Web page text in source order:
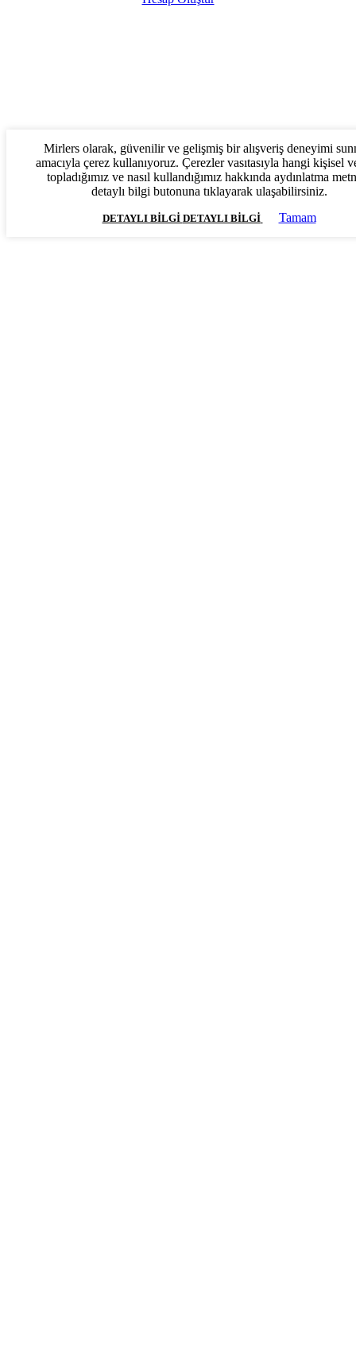
Mirlers olarak, güvenilir ve gelişmiş bir alışveriş deneyimi
amacıyla çerez kullanıyoruz. Çerezler vasıtasıyla hangi kişisel
topladığımız ve nasıl kullandığımız hakkında aydınlatma
detaylı bilgi butonuna tıklayarak ulaşabilirsiniz.
DETAYLI BILGI DETAYLI BILGI Tamam